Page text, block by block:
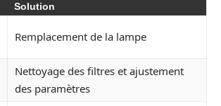
Solution
Remplacement de la lampe
Nettoyage des filtres et ajustement
des paramètres